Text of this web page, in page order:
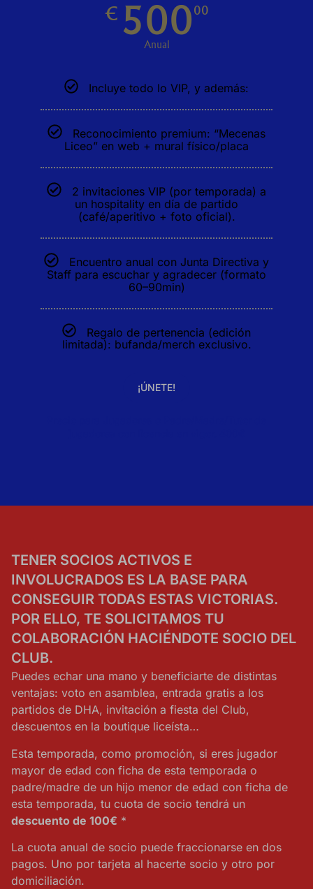
€ 50000
Anual
Incluye todo lo VIP, y además:
Reconocimiento premium: “Mecenas
Liceo” en web + mural físico/placa
2 invitaciones VIP (por temporada) a
un hospitality en día de partido
(café/aperitivo + foto oficial).
Encuentro anual con Junta Directiva y
Staff para escuchar y agradecer (formato
60–90min)
Regalo de pertenencia (edición
limitada): bufanda/merch exclusivo.
¡ÚNETE!
TENER SOCIOS ACTIVOS E
INVOLUCRADOS ES LA BASE PARA
CONSEGUIR TODAS ESTAS VICTORIAS.
POR ELLO, TE SOLICITAMOS TU
COLABORACIÓN HACIÉNDOTE SOCIO DEL
CLUB.
Puedes echar una mano y beneficiarte de distintas
ventajas: voto en asamblea, entrada gratis a los
partidos de DHA, invitación a fiesta del Club,
descuentos en la boutique liceísta…
Esta temporada, como promoción, si eres jugador
mayor de edad con ficha de esta temporada o
padre/madre de un hijo menor de edad con ficha de
esta temporada, tu cuota de socio tendrá un
descuento de 100€ *
La cuota anual de socio puede fraccionarse en dos
pagos. Uno por tarjeta al hacerte socio y otro por
domiciliación.
RECHAZAR TODO HABILITAR TODO
Cookies necesarias
su navegador para bloquear o alertar sobre estas cookies, pero
alguna áreas del sitio no funcionarán. Estas cookies no
almacenan ninguna información de identificación personal.
Cookies de rendimiento
Estas cookies nos permiten contar las visitas y fuentes de
tráfico para poder evaluar el rendimiento de nuestro sitio y
mejorarlo. Nos ayudan a saber qué páginas son las más o
menos visitadas, y cómo los visitantes navegan por el sitio.
por lo tanto, es anónima.
GUARDAR CONFIGURACIÓN
Puedes volver a configurar tus cookies desde la sección "Configuración
cookies" al pie de la página. También puedes consultar nuestra